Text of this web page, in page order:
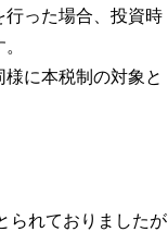
行った場合、投資時
に本税制の対象と
られておりましたが